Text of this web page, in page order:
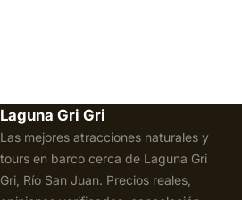
Laguna Gri Gri
Las mejores atracciones naturales y
tours en barco cerca de Laguna Gri
Gri, Río San Juan. Precios reales,